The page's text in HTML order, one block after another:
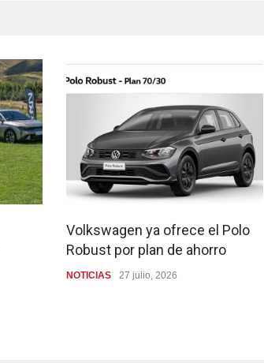
Volkswagen ya ofrece el Polo
Robust por plan de ahorro
NOTICIAS 27 julio, 2026